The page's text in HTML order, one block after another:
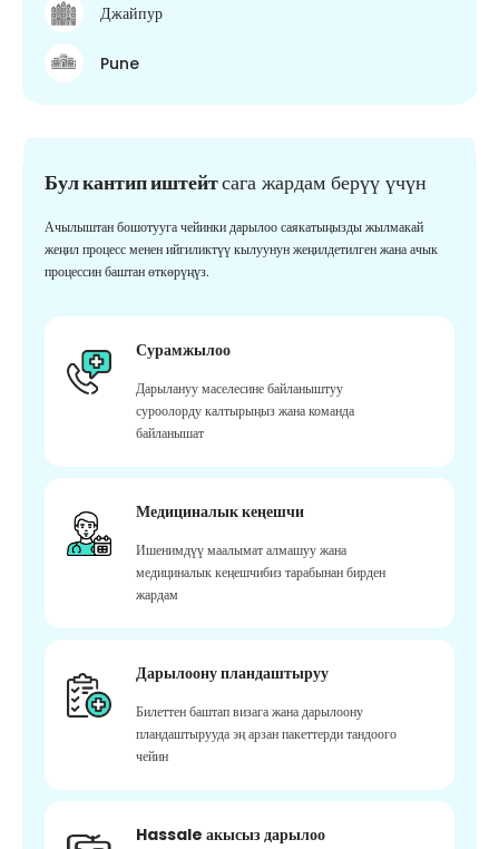
Джайпур
Pune
Бул кантип иштейтсага жардам берүү үчүн
Ачылыштан бошотууга чейинки дарылоо саякатыңызды жылмакай
жеңил процесс менен ийгиликтүү кылуунун жеңилдетилген жана ачык
процессин баштан өткөрүңүз.
Сурамжылоо
Дарылануу маселесине байланыштуу
суроолорду калтырыңыз жана команда
байланышат
Медициналык кеңешчи
Ишенимдүү маалымат алмашуу жана
медициналык кеңешчибиз тарабынан бирден
жардам
Дарылоону пландаштыруу
Билеттен баштап визага жана дарылоону
пландаштырууда эң арзан пакеттерди тандоого
чейин
Hassale акысыз дарылоо